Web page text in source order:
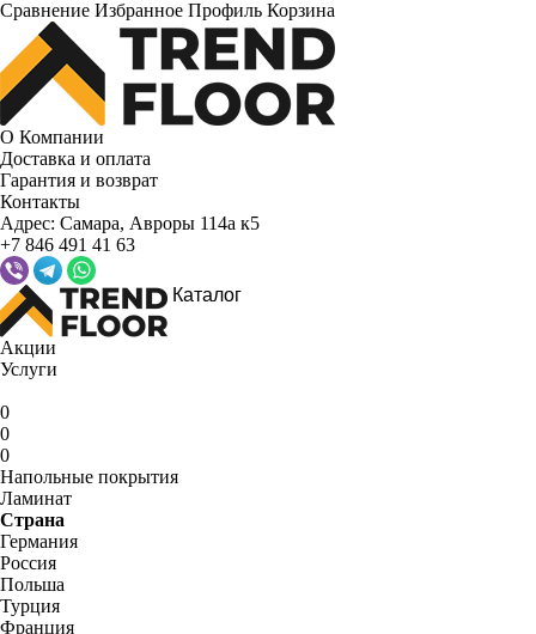
Сравнение Избранное Профиль Корзина
О Компании
Доставка и оплата
Гарантия и возврат
Контакты
Адрес: Самара, Авроры 114а к5
+7 846 491 41 63
Каталог
Акции
Услуги
0
0
0
Напольные покрытия
Ламинат
Страна
Германия
Россия
Польша
Турция
Франция